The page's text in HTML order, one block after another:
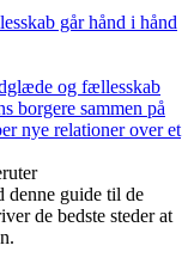
går hånd i hånd
og fællesskab
borgere sammen på
nye relationer over et
denne guide til de
de bedste steder at